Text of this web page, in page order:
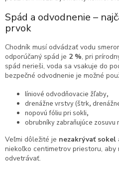
Spád a odvodnenie –
prvok
Chodník musí odvádzať vodu
odporúčaný spád je 2 %, pri
spád nerieši, voda sa vsakuje do
bezpečné odvodnenie je možné
líniové odvodňovacie žľaby,
drenážne vrstvy (štrk,
nopovú fóliu pri sokli,
obrubníky zabraňujúce zosuvu
Veľmi dôležité je nezakrývať sokel
niekoľko centimetrov priestoru, aby
odvetrávať.